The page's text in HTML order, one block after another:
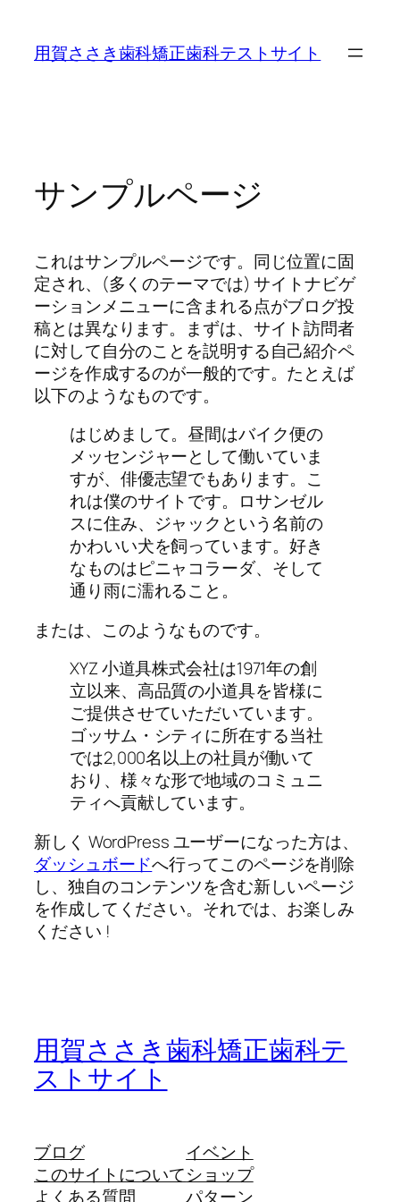
用賀ささき歯科矯正歯科テストサイト
サンプルページ
これはサンプルページです。同じ位置に固
定され、(多くのテーマでは) サイトナビゲ
ーションメニューに含まれる点がブログ投
稿とは異なります。まずは、サイト訪問者
に対して自分のことを説明する自己紹介ペ
ージを作成するのが一般的です。たとえば
以下のようなものです。
はじめまして。昼間はバイク便の
メッセンジャーとして働いていま
すが、俳優志望でもあります。こ
れは僕のサイトです。ロサンゼル
スに住み、ジャックという名前の
かわいい犬を飼っています。好き
なものはピニャコラーダ、そして
通り雨に濡れること。
または、このようなものです。
XYZ 小道具株式会社は1971年の創
立以来、高品質の小道具を皆様に
ご提供させていただいています。
ゴッサム・シティに所在する当社
では2,000名以上の社員が働いて
おり、様々な形で地域のコミュニ
ティへ貢献しています。
新しく WordPress ユーザーになった方は、
ダッシュボードへ行ってこのページを削除
し、独自のコンテンツを含む新しいページ
を作成してください。それでは、お楽しみ
ください !
用賀ささき歯科矯正歯科テ
ストサイト
ブログ
このサイトについて
よくある質問
イベント
ショップ
パターン